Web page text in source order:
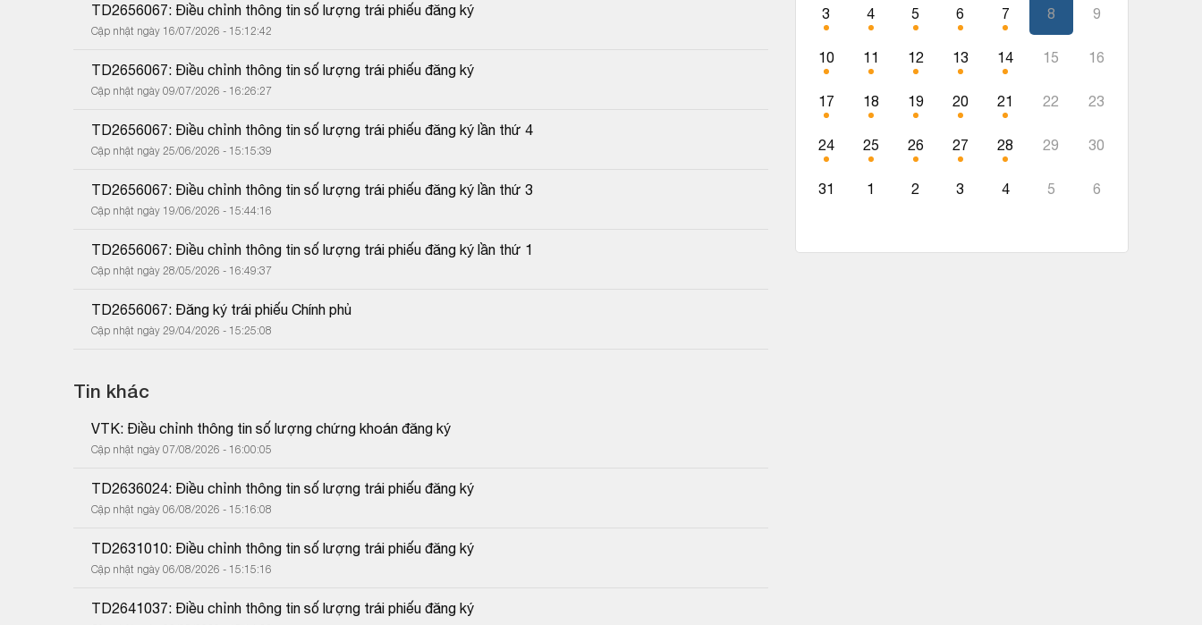
TD2656067: Điều chỉnh thông tin số lượng trái phiếu đăng ký
Cập nhật ngày 16/07/2026 - 15:12:42
TD2656067: Điều chỉnh thông tin số lượng trái phiếu đăng ký
Cập nhật ngày 09/07/2026 - 16:26:27
TD2656067: Điều chỉnh thông tin số lượng trái phiếu đăng ký lần thứ 4
Cập nhật ngày 25/06/2026 - 15:15:39
TD2656067: Điều chỉnh thông tin số lượng trái phiếu đăng ký lần thứ 3
Cập nhật ngày 19/06/2026 - 15:44:16
TD2656067: Điều chỉnh thông tin số lượng trái phiếu đăng ký lần thứ 1
Cập nhật ngày 28/05/2026 - 16:49:37
TD2656067: Đăng ký trái phiếu Chính phủ
Cập nhật ngày 29/04/2026 - 15:25:08
Tin khác
VTK: Điều chỉnh thông tin số lượng chứng khoán đăng ký
Cập nhật ngày 07/08/2026 - 16:00:05
TD2636024: Điều chỉnh thông tin số lượng trái phiếu đăng ký
Cập nhật ngày 06/08/2026 - 15:16:08
TD2631010: Điều chỉnh thông tin số lượng trái phiếu đăng ký
Cập nhật ngày 06/08/2026 - 15:15:16
TD2641037: Điều chỉnh thông tin số lượng trái phiếu đăng ký
3 4 5 6 7 8 9
10 11 12 13 14 15 16
17 18 19 20 21 22 23
24 25 26 27 28 29 30
31 1 2 3 4 5 6